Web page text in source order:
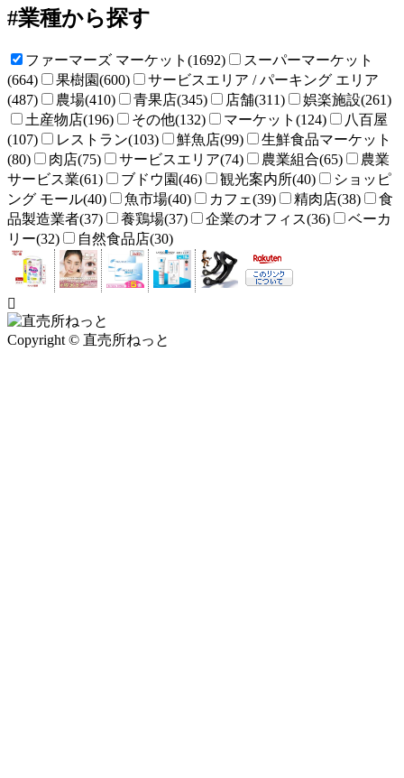
業種から探す
ファーマーズ マーケット(1692)
スーパーマーケット
(664)
果樹園(600)
サービスエリア / パーキング エリア
(487)
農場(410) 青果店(345) 店舗(311)
娯楽施設(261)
土産物店(196)
その他(132) マーケット(124)
八百屋
(107)
レストラン(103) 鮮魚店(99)
生鮮食品マーケット
(80)
肉店(75) サービスエリア(74) 農業組合(65)
農業
サービス業(61)
ブドウ園(46) 観光案内所(40)
ショッピ
ング モール(40)
魚市場(40) カフェ(39) 精肉店(38)
食
品製造業者(37)
養鶏場(37) 企業のオフィス(36)
ベーカ
リー(32)
自然食品店(30)
Copyright © 直売所ねっと